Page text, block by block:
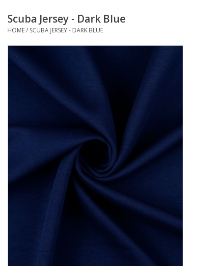
Fournituren
Workshops
Diy pakketten
Studio Olive inspireert....
Scuba Jersey - Dark Blue
HOME/ SCUBA JERSEY - DARK BLUE